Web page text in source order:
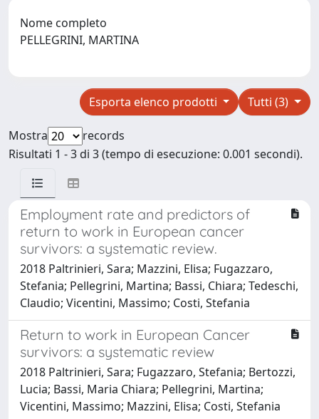
Nome completo
PELLEGRINI, MARTINA
Tutti (3)
Esporta elenco prodotti
Mostra
records
Risultati 1 - 3 di 3 (tempo di esecuzione: 0.001 secondi).
Employment rate and predictors of
return to work in European cancer
survivors: a systematic review.
2018 Paltrinieri, Sara; Mazzini, Elisa; Fugazzaro,
Stefania; Pellegrini, Martina; Bassi, Chiara; Tedeschi,
Claudio; Vicentini, Massimo; Costi, Stefania
Return to work in European Cancer
survivors: a systematic review
2018 Paltrinieri, Sara; Fugazzaro, Stefania; Bertozzi,
Lucia; Bassi, Maria Chiara; Pellegrini, Martina;
Vicentini, Massimo; Mazzini, Elisa; Costi, Stefania